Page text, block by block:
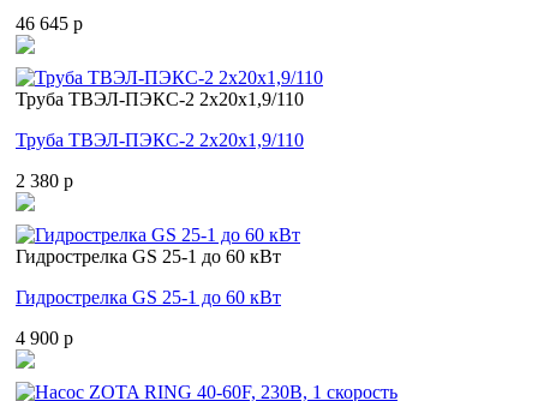
46 645 p
Труба ТВЭЛ-ПЭКС-2 2x20x1,9/110
Труба ТВЭЛ-ПЭКС-2 2x20x1,9/110
2 380 p
Гидрострелка GS 25-1 до 60 кВт
Гидрострелка GS 25-1 до 60 кВт
4 900 p